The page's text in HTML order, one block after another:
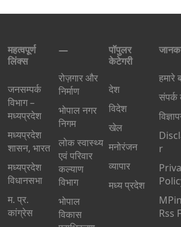
महत्वपूर्ण
लिंक्स
जनसम्पर्क
विभाग –
मध्यप्रदेश
मध्यप्रदेश
शासन, भारत
मध्‍यप्रदेश
विधानसभा
म. प्र.
कांग्रेस
—
रोज़गार और
निर्माण
भोपाल नगर
निगम
लोक स्वास्थ्य
एवं परिवार
कल्याण
विभाग
भोपाल
विकास
पॉपुलर
केटेगरी
देश
विदेश
खेल
मनोरंजन
व्यापार
मध्य प्रदेश
हमारे
r
Rss